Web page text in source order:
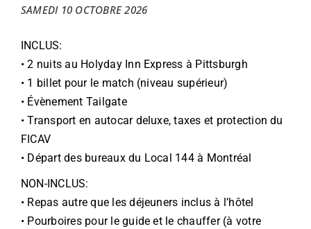
SAMEDI 10 OCTOBRE 2026
INCLUS:
• 2 nuits au Holyday Inn Express à Pittsburgh
• 1 billet pour le match (niveau supérieur)
• Évènement Tailgate
• Transport en autocar deluxe, taxes et protection du
FICAV
• Départ des bureaux du Local 144 à Montréal
NON-INCLUS:
• Repas autre que les déjeuners inclus à l’hôtel
• Pourboires pour le guide et le chauffer (à votre